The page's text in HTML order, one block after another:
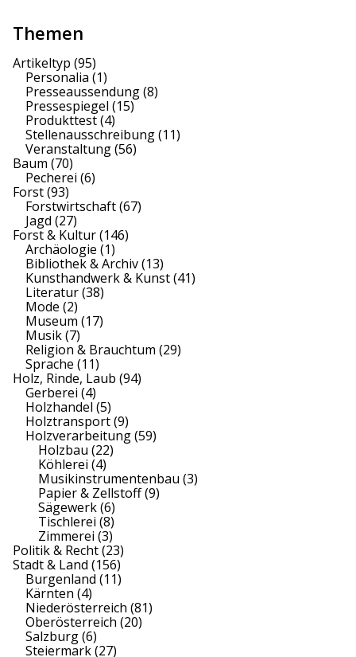
Themen
Artikeltyp (95)
Personalia (1)
Presseaussendung(8)
Pressespiegel (15)
Produkttest(4)
Stellenausschreibung(11)
Veranstaltung(56)
Baum (70)
Pecherei (6)
Forst(93)
Forstwirtschaft(67)
Jagd (27)
Forst & Kultur(146)
Archäologie (1)
Bibliothek & Archiv(13)
Kunsthandwerk & Kunst(41)
Literatur(38)
Mode (2)
Museum (17)
Musik(7)
Religion & Brauchtum (29)
Sprache (11)
Holz, Rinde, Laub (94)
Gerberei (4)
Holzhandel (5)
Holztransport(9)
Holzverarbeitung(59)
Holzbau (22)
Köhlerei (4)
Musikinstrumentenbau (3)
Papier & Zellstoff(9)
Sägewerk(6)
Tischlerei (8)
Zimmerei (3)
Politik & Recht(23)
Stadt & Land (156)
Burgenland (11)
Kärnten (4)
Niederösterreich (81)
Oberösterreich (20)
Salzburg(6)
Steiermark(27)